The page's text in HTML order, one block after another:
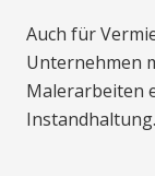
Auch für
Unternehmen
Malerarbeiten
Instandhaltung.